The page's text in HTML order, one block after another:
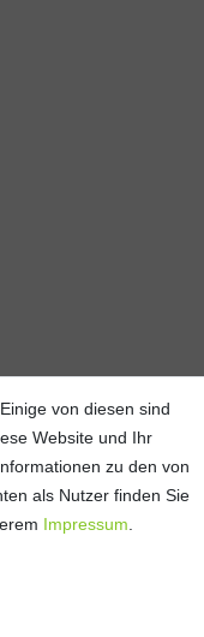
zzgl.
von diesen sind
Website und Ihr
zu den von
als Nutzer finden Sie
Impressum